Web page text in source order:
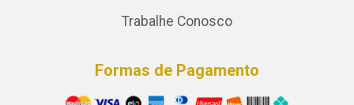
Trabalhe Conosco
Formas de Pagamento